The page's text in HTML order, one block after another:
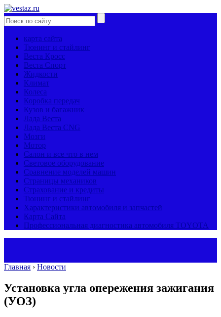
карта сайта
Тюнинг и стайлинг
Веста Кросс
Веста Спорт
Жидкости
Климат
Колеса
Коробка передач
Кузов и багажник
Лада Веста
Лада Веста CNG
Мозги
Мотор
Салон и все что в нем
Световое оборудование
Сравнение моделей машин
Страницы механиков
Страхование и кредиты
Тюнинг и стайлинг
Характеристики автомобиля и запчастей
Карта Сайта
Профессиональная диагностика автомобиля TOYOTA
Главная › Новости
Установка угла опережения зажигания
(УОЗ)